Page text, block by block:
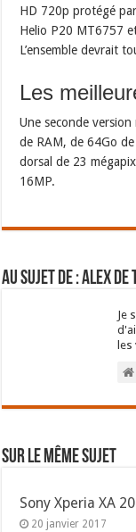
HD 720p protégé
Helio P20 MT6757
L’ensemble devrait
Les
Une seconde
de RAM, de 64Go
dorsal de 23
16MP.
Au sujet de : Alex de
Je
Sur le même sujet
Sony Xperia XA
20 janvier 2017